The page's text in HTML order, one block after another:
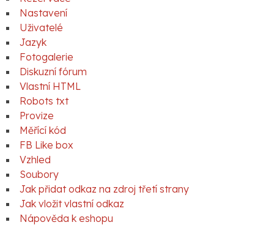
Nastavení
Uživatelé
Jazyk
Fotogalerie
Diskuzní fórum
Vlastní HTML
Robots txt
Provize
Měřící kód
FB Like box
Vzhled
Soubory
Jak přidat odkaz na zdroj třetí strany
Jak vložit vlastní odkaz
Nápověda k eshopu